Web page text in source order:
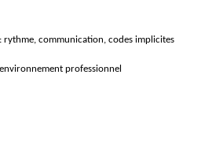
rythme, communication, codes implicites
professionnel